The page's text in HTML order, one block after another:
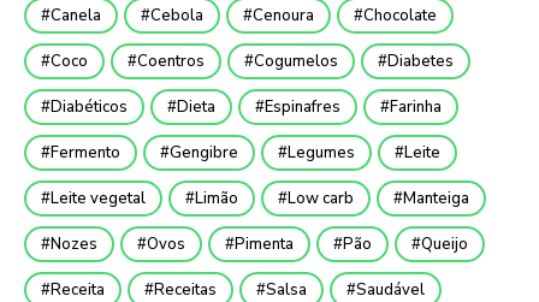
Canela Cebola Cenoura Chocolate
Coco Coentros Cogumelos Diabetes
Diabéticos Dieta Espinafres Farinha
Fermento Gengibre Legumes Leite
Leite vegetal Limão Low carb Manteiga
Nozes Ovos Pimenta Pão Queijo
Receita Receitas Salsa Saudável